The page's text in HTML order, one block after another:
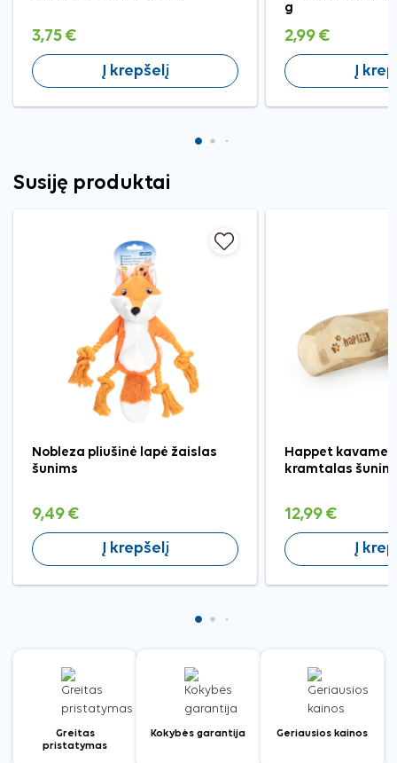
3,75 €
Į krepšelį
g
2,99 €
Į
Susiję produktai
Nobleza pliušinė lapė žaislas
šunims
9,49 €
Į krepšelį
Happet
kramtalas
12,99 €
Į
Greitas
pristatymas
Kokybės garantija Geriausios kainos